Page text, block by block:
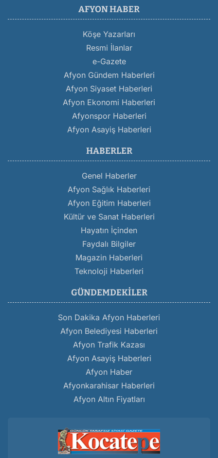
AFYON HABER
Köşe Yazarları
Resmi İlanlar
e-Gazete
Afyon Gündem Haberleri
Afyon Siyaset Haberleri
Afyon Ekonomi Haberleri
Afyonspor Haberleri
Afyon Asayiş Haberleri
HABERLER
Genel Haberler
Afyon Sağlık Haberleri
Afyon Eğitim Haberleri
Kültür ve Sanat Haberleri
Hayatın İçinden
Faydalı Bilgiler
Magazin Haberleri
Teknoloji Haberleri
GÜNDEMDEKILER
Son Dakika Afyon Haberleri
Afyon Belediyesi Haberleri
Afyon Trafik Kazası
Afyon Asayiş Haberleri
Afyon Haber
Afyonkarahisar Haberleri
Afyon Altın Fiyatları